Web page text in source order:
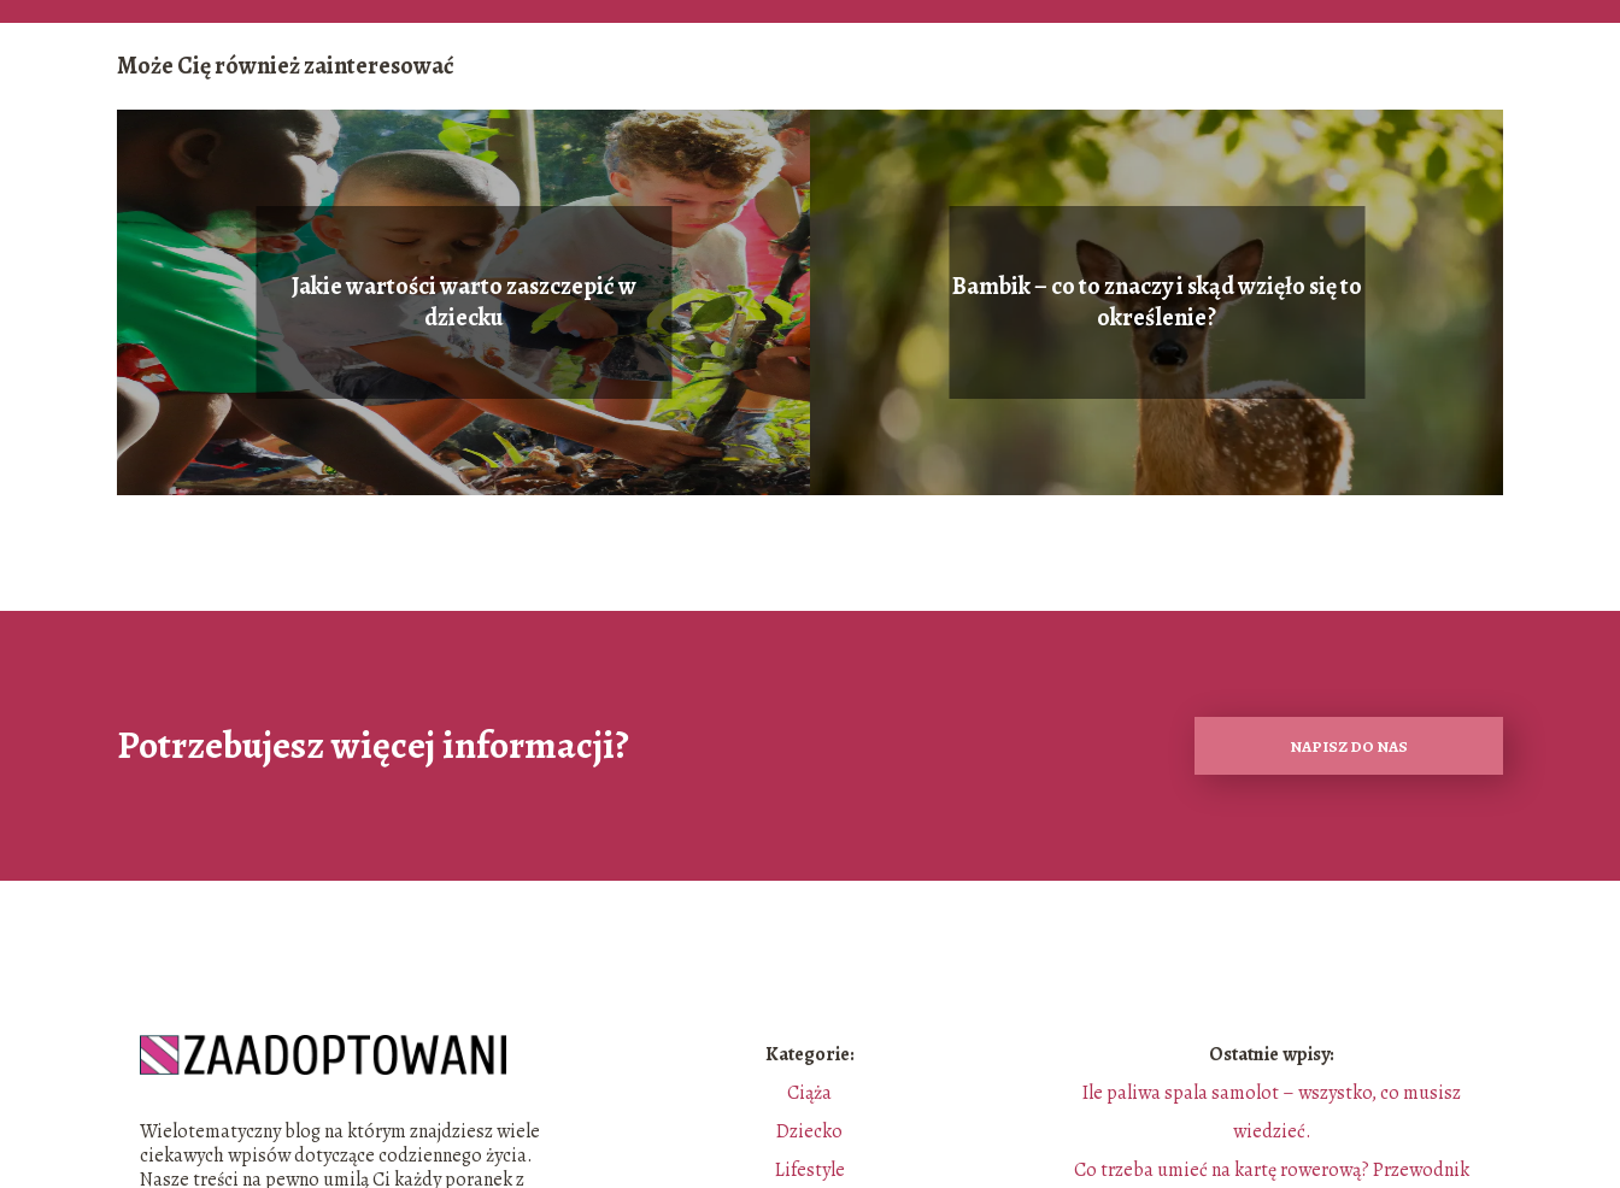
Może Cię również zainteresować
Jakie wartości warto zaszczepić w
dziecku
Bambik – co to znaczy i skąd wzięło się to
określenie?
Potrzebujesz więcej informacji? NAPISZ DO NAS
Wielotematyczny blog na którym znajdziesz wiele
ciekawych wpisów dotyczące codziennego życia.
Nasze treści na pewno umilą Ci każdy poranek z
Kategorie:
Ciąża
Dziecko
Lifestyle
Ostatnie wpisy:
Ile paliwa spala samolot – wszystko, co musisz
wiedzieć.
Co trzeba umieć na kartę rowerową? Przewodnik